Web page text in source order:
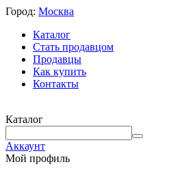
Город: Москва
Каталог
Стать продавцом
Продавцы
Как купить
Контакты
Каталог
Аккаунт
Мой профиль